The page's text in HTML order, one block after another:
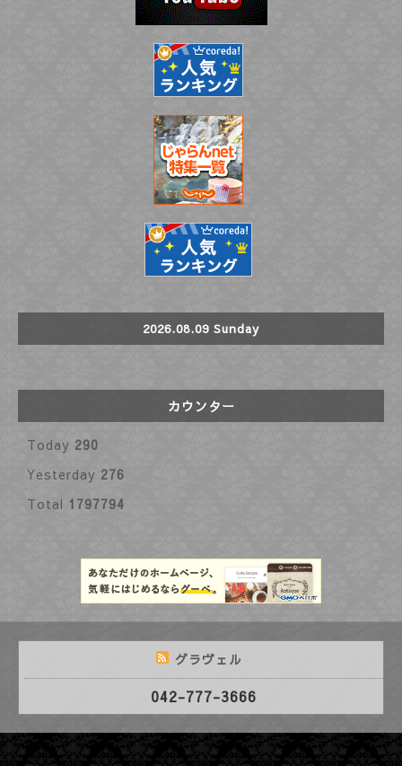
2026.08.09 Sunday
カウンター
Today 290
Yesterday 276
Total 1797794
グラヴェル
042-777-3666